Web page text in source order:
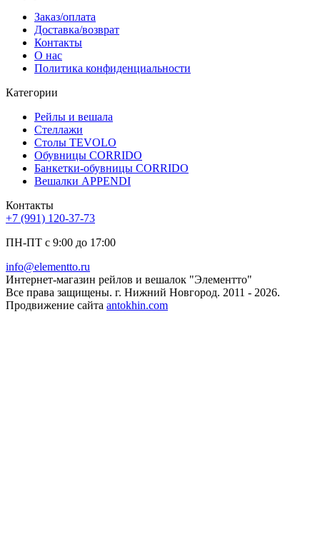
Заказ/оплата
Доставка/возврат
Контакты
О нас
Политика конфиденциальности
Категории
Рейлы и вешала
Стеллажи
Столы TEVOLO
Обувницы CORRIDO
Банкетки-обувницы CORRIDO
Вешалки APPENDI
Контакты
+7 (991) 120-37-73
ПН-ПТ с 9:00 до 17:00
info@elementto.ru
Интернет-магазин рейлов и вешалок "Элементто"
Все права защищены. г. Нижний Новгород. 2011 - 2026.
Продвижение сайта antokhin.com